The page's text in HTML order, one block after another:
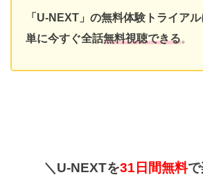
「U-NEXT」の無料体験トライア
単に今すぐ全話無料視聴できる。
＼U-NEXTを31日間無料